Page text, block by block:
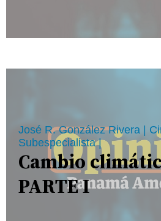
José R. González Rivera |
Subespecialista |
Cambio
PARTE I